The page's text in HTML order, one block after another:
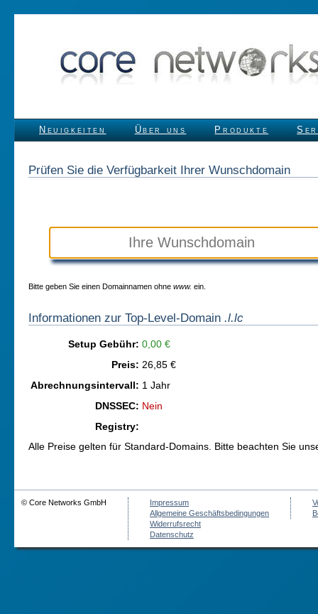
Neuigkeiten Über uns Produkte
Prüfen Sie die Verfügbarkeit Ihrer Wunschdomain
Bitte geben Sie einen Domainnamen ohne www. ein.
Informationen zur Top-Level-Domain .l.lc
Setup Gebühr: 0,00 €
Preis: 26,85 €
Abrechnungsintervall: 1 Jahr
DNSSEC: Nein
Registry:
Alle Preise gelten für Standard-Domains. Bitte beachten Sie
© Core Networks GmbH
Impressum
Allgemeine Geschäftsbedingungen
Widerrufsrecht
Datenschutz